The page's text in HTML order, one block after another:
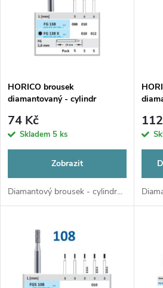
p
r
o
d
u
Abecedně
s
p
r
o
d
HORICO brousek
diamantovaný - cylindr
74 Kč
Skladem 5 ks
Zobrazit
Diamantový brousek - cylindr...